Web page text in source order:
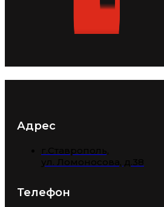
Адрес
Телефон